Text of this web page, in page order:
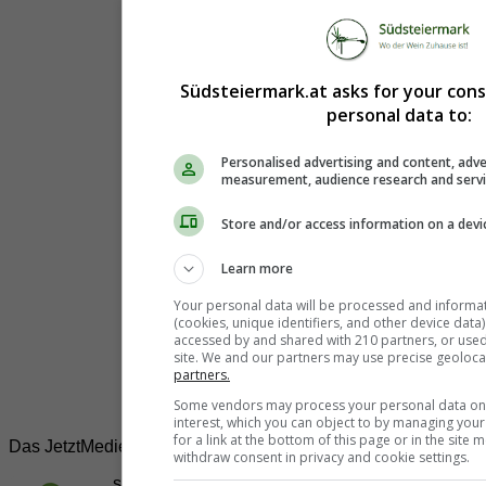
Das JetztMedien.com Medien Netzwerk
Südsteiermark.at asks for your
personal data to:
Personalised advertising and content,
measurement, audience research and
Store and/or access information on a
Learn more
Your personal data will be processed and
(cookies, unique identifiers, and other device
accessed by and shared with 210 partners, or
site. We and our partners may use precise
partners.
Some vendors may process your personal data
interest, which you can object to by managing
for a link at the bottom of this page or in the site
withdraw consent in privacy and cookie settings.